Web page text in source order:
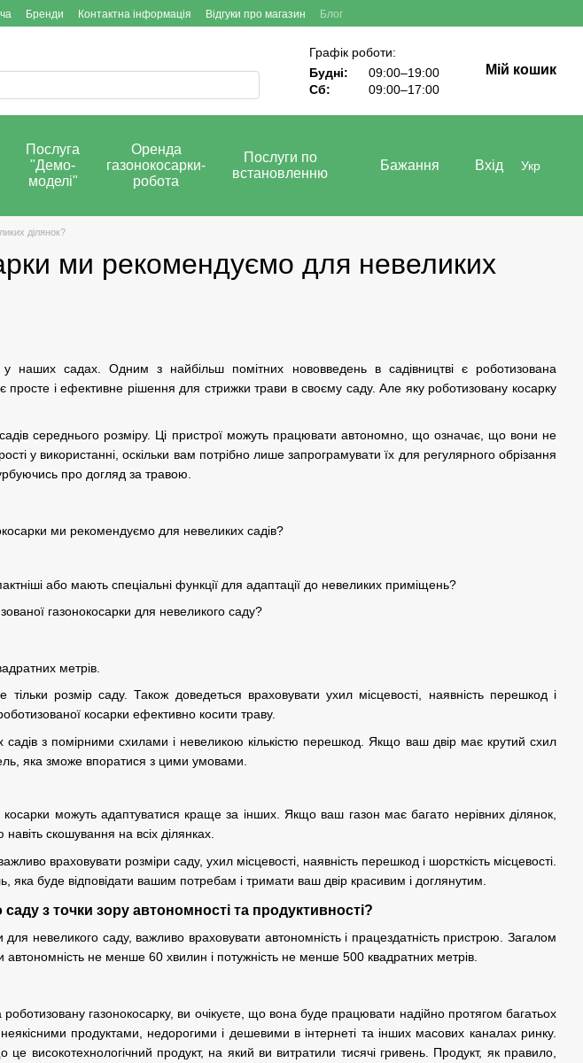
Бренди Контактна інформація Відгуки про магазин Блог
Графік роботи:
Будні:
09:00–19:00
Сб:
09:00–17:00
Мій кошик
Послуга
"Демо-
моделі"
Оренда
газонокосарки-
робота
Послуги по
встановленню
Бажання Вхід Укр
ділянок?
ми рекомендуємо для невеликих
наших садах. Одним з найбільш помітних нововведень в садівництві є роботизована
просте і ефективне рішення для стрижки трави в своєму саду. Але яку роботизовану косарку
середнього розміру. Ці пристрої можуть працювати автономно, що означає, що вони не
у використанні, оскільки вам потрібно лише запрограмувати їх для регулярного обрізання
про догляд за травою.
ми рекомендуємо для невеликих садів?
або мають спеціальні функції для адаптації до невеликих приміщень?
газонокосарки для невеликого саду?
метрів.
розмір саду. Також доведеться враховувати ухил місцевості, наявність перешкод і
косарки ефективно косити траву.
садів з помірними схилами і невеликою кількістю перешкод. Якщо ваш двір має крутий схил
яка зможе впоратися з цими умовами.
косарки можуть адаптуватися краще за інших. Якщо ваш газон має багато нерівних ділянок,
скошування на всіх ділянках.
враховувати розміри саду, ухил місцевості, наявність перешкод і шорсткість місцевості.
буде відповідати вашим потребам і тримати ваш двір красивим і доглянутим.
з точки зору автономності та продуктивності?
невеликого саду, важливо враховувати автономність і працездатність пристрою. Загалом
не менше 60 хвилин і потужність не менше 500 квадратних метрів.
газонокосарку, ви очікуєте, що вона буде працювати надійно протягом багатьох
продуктами, недорогими і дешевими в інтернеті та інших масових каналах ринку.
продукт, на який ви витратили тисячі гривень. Продукт, як правило,